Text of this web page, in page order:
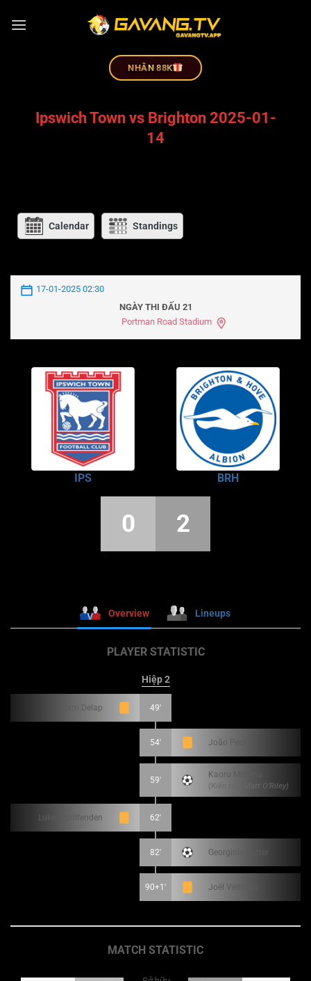
NHÂN 88K
Ipswich Town vs Brighton 2025-01-
14
Calendar Standings
17-01-2025 02:30
NGÀY THI ĐẤU 21
Portman Road Stadium
IPS BRH
0 2
Overview Lineups
PLAYER STATISTIC
Hiệp 2
Liam Delap 49'
54' João Pedro
59'
Kaoru Mitoma
(Kiến tạo: Matt O’Riley)
Luke Woolfenden 62'
82' Georginio Rutter
90+1' Joël Veltman
MATCH STATISTIC